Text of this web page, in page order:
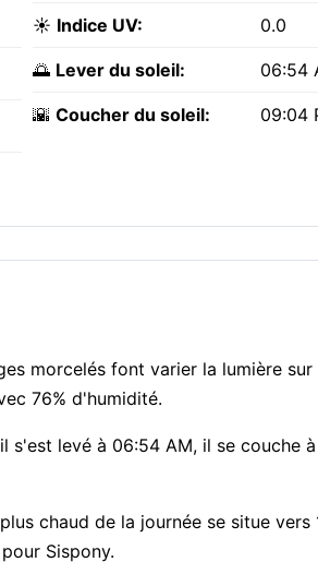
☀️ Indice UV: 0.0
🌅 Lever du soleil: 06:54
🌇 Coucher du soleil: 09:04
morcelés font varier la lumière sur
76% d'humidité.
s'est levé à 06:54 AM, il se couche à
chaud de la journée se situe vers
Sispony.